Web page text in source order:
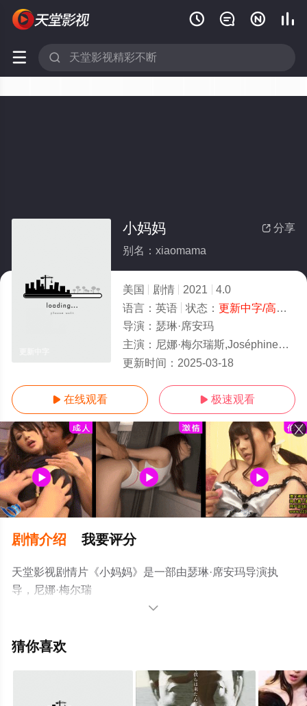
   
 
 分享
小妈妈
别名：xiaomama
美国 剧情 2021
4.0
语言： 英语 状态： 更新中字/高清
导演： 瑟琳·席安玛
主演： 尼娜·梅尔瑞斯,JoséphineSanz,GabrielleSanz,StéphaneVarupenne,MargotA
更新时间： 2025-03-18
 在线观看  极速观看
剧情介绍 我要评分
天堂影视剧情片《小妈妈》是一部由瑟琳·席安玛导演执
导，尼娜·梅尔瑞
斯
整版电影大全就上天堂电影网，更多相关信息可移步至豆

猜你喜欢